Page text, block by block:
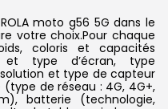
moto g56 5G dans le
votre choix.Pour chaque
coloris et capacités
et type d’écran, type
et type de capteur
de réseau : 4G, 4G+,
batterie (technologie,